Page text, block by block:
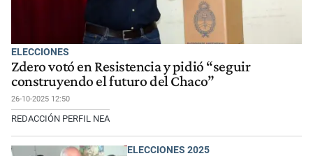
ELECCIONES
Zdero votó en Resistencia y pidió “seguir
construyendo el futuro del Chaco”
26-10-2025 12:50
REDACCIÓN PERFIL NEA
ELECCIONES 2025